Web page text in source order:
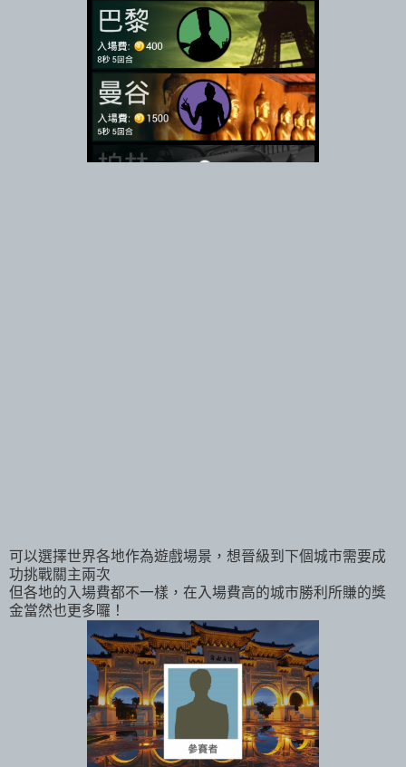
可以選擇世界各地作為遊戲場景，想晉級到下個城市需要成
功挑戰關主兩次
但各地的入場費都不一樣，在入場費高的城市勝利所賺的獎
金當然也更多囉！